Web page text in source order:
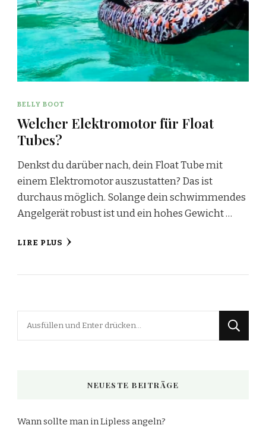
BELLY BOOT
Welcher Elektromotor für Float
Tubes?
Denkst du darüber nach, dein Float Tube mit
einem Elektromotor auszustatten? Das ist
durchaus möglich. Solange dein schwimmendes
Angelgerät robust ist und ein hohes Gewicht …
LIRE PLUS
NEUESTE BEITRÄGE
Wann sollte man in Lipless angeln?